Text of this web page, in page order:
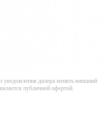
уведомления дилера менять внешний
публичной офертой.